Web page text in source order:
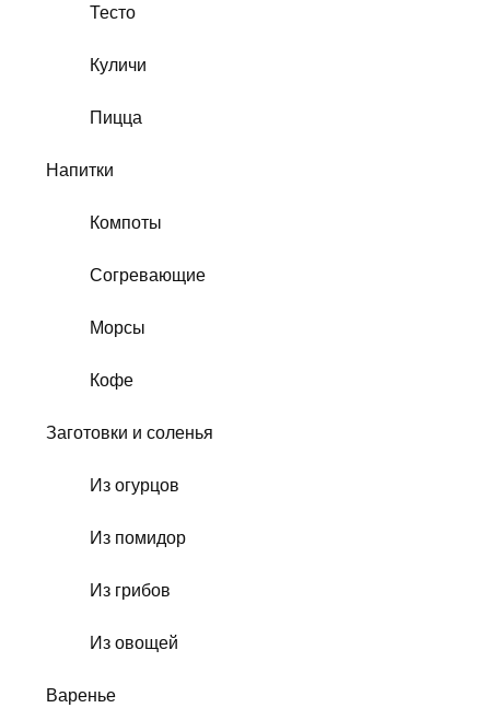
Тесто
Куличи
Пицца
Напитки
Компоты
Согревающие
Морсы
Кофе
Заготовки и соленья
Из огурцов
Из помидор
Из грибов
Из овощей
Варенье